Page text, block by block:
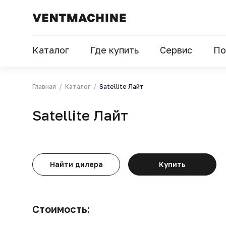
Каталог Где купить Сервис
Главная Каталог Satellite Лайт
Satellite Лайт
Найти дилера Купить
Стоимость: